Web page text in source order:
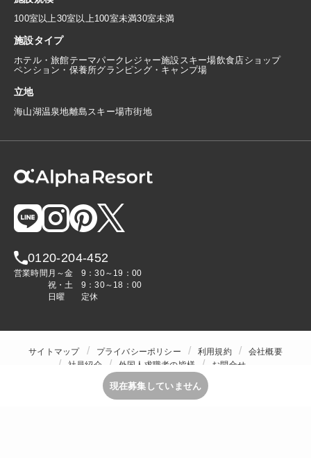
100室以上30室以上100室未満30室未満
施設タイプ
ホテル・旅館テーマパーク レジャー施設 スキー場飲食店ショップ
ペンション・保養所グランピング・キャンプ場
立地
海山湖温泉地離島 スキー場市街地
0120-204-452
営業時間 月～金
9：30～19：00
祝・土
9：30～18：00
日曜
定休
サイトマップ プライバシーポリシー 利用規約
会社概要
社員紹介
外国人求職者の皆様
お問合せ
現在募集していません